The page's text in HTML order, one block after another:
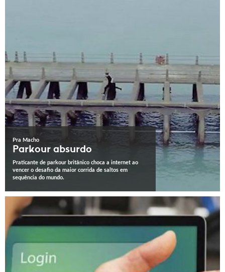
Pra Macho
Parkour absurdo
Praticante de parkour britânico choca a internet ao
vencer o desafio da maior corrida de saltos em
sequência do mundo.